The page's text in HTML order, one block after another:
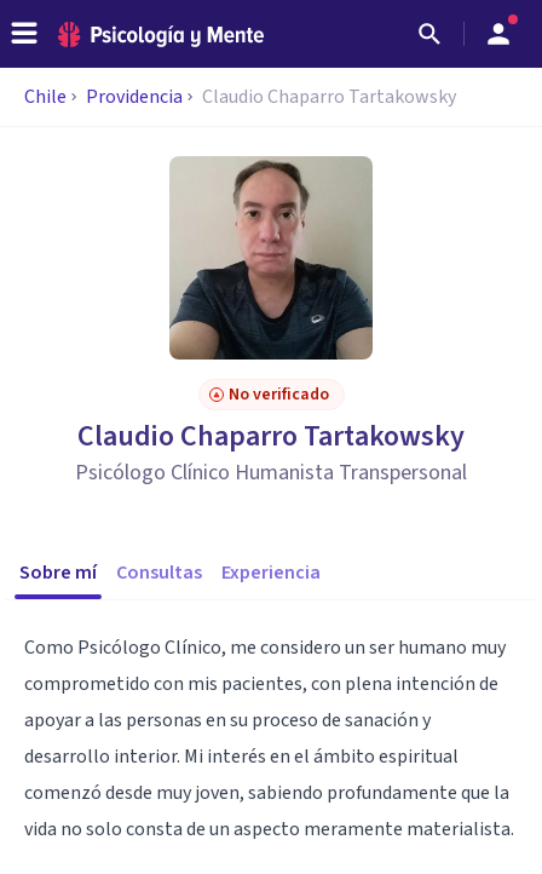
Chile Providencia Claudio Chaparro Tartakowsky
No verificado
Claudio Chaparro Tartakowsky
Psicólogo Clínico Humanista Transpersonal
Sobre mí Consultas Experiencia
Como Psicólogo Clínico, me considero un ser humano muy
comprometido con mis pacientes, con plena intención de
apoyar a las personas en su proceso de sanación y
desarrollo interior. Mi interés en el ámbito espiritual
comenzó desde muy joven, sabiendo profundamente que la
vida no solo consta de un aspecto meramente materialista.